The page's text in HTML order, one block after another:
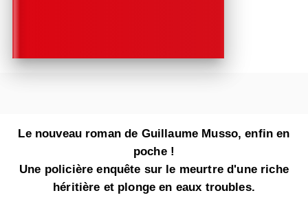
Le nouveau roman de Guillaume Musso, enfin en
poche !
Une policière enquête sur le meurtre d'une riche
héritière et plonge en eaux troubles.